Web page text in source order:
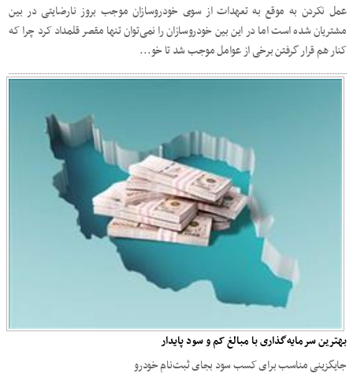
عمل نکردن به موقع به تعهدات از سوی خودروسازان موجب بروز نارضایتی در بین
مشتریان شده است اما در این بین خودروسازان را نمی‌توان تنها مقصر قلمداد کرد چرا که
کنار هم قرار گرفتن برخی از عوامل موجب شد تا خو...
بهترین سرمایه‌گذاری با مبالغ کم و سود پایدار
جایگزینی مناسب برای کسب سود بجای ثبت‌نام خودرو